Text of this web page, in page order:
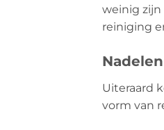
weinig zijn
reiniging
Uiteraard
vorm van